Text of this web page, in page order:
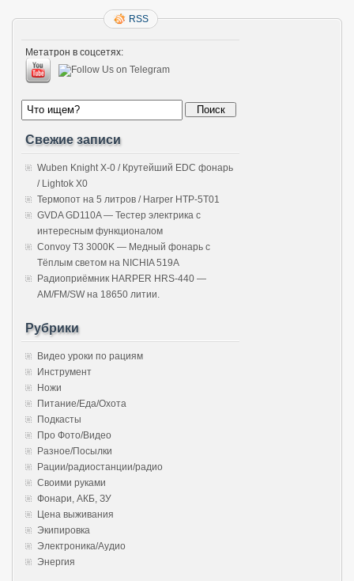
RSS
Метатрон в соцсетях:
Свежие записи
Wuben Knight X-0 / Крутейший EDC фонарь
/ Lightok X0
Термопот на 5 литров / Harper HTP-5T01
GVDA GD110A — Тестер электрика с
интересным функционалом
Convoy T3 3000K — Медный фонарь с
Тёплым светом на NICHIA 519A
Радиоприёмник HARPER HRS-440 —
AM/FM/SW на 18650 литии.
Рубрики
Видео уроки по рациям
Инструмент
Ножи
Питание/Еда/Охота
Подкасты
Про Фото/Видео
Разное/Посылки
Рации/радиостанции/радио
Своими руками
Фонари, АКБ, ЗУ
Цена выживания
Экипировка
Электроника/Аудио
Энергия